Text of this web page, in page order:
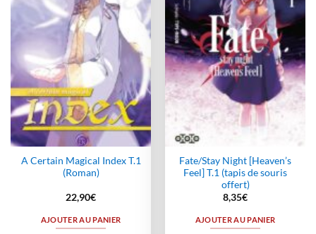
wishlist
A Certain Magical Index T.1
(Roman)
22,90€
AJOUTER AU PANIER
wishlist
Fate/Stay Night [Heaven’s
Feel] T.1 (tapis de souris
offert)
8,35€
AJOUTER AU PANIER